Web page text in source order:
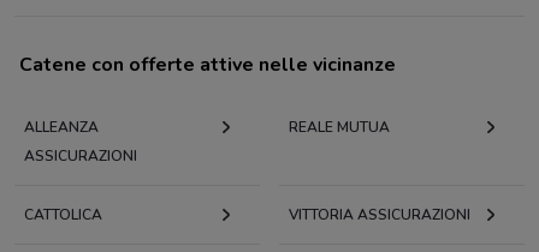
Catene con offerte attive nelle vicinanze
ALLEANZA
ASSICURAZIONI
REALE MUTUA
CATTOLICA VITTORIA ASSICURAZIONI